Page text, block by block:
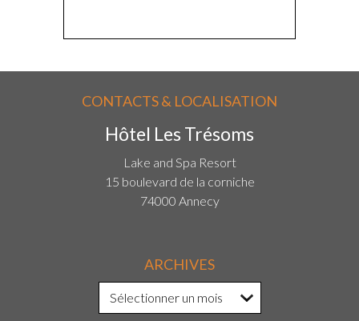
CONTACTS & LOCALISATION
Hôtel Les Trésoms
Lake and Spa Resort
15 boulevard de la corniche
74000 Annecy
ARCHIVES